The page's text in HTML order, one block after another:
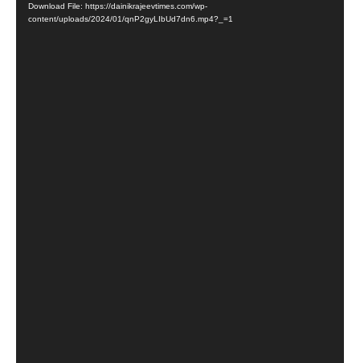
Player
Download File: https://dainikrajeevtimes.com/wp-
content/uploads/2024/01/qnP2gyLIbUd7dn6.mp4?_=1